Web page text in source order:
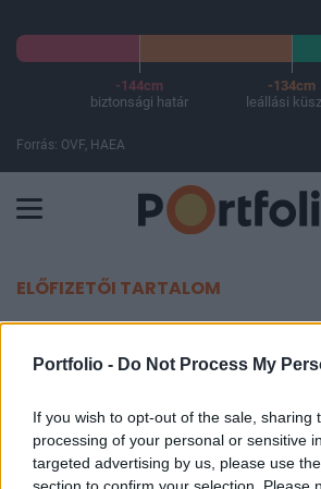
Portfolio - Do Not Process My
If you wish to opt-out of the sale, sharing
processing of your personal or sensitive
targeted advertising by us, please use
section to confirm your selection. Please
-144cm
biztonsági határ
-134cm
leállási
Forrás: OVF, HAEA
ELŐFIZETŐI TARTALOM
Látványos videó: így
repülőgépek száma
felett
Portfolio